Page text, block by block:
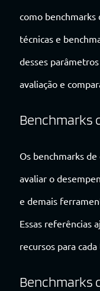
como benchmarks
técnicas e
desses
avaliação e
Benchmarks
Os benchmarks
avaliar o
e demais
Essas referências
recursos para
Benchmarks